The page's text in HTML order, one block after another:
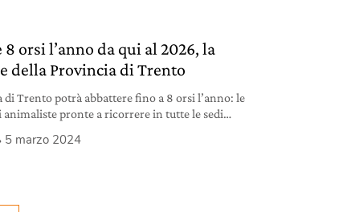
8 orsi l’anno da qui al 2026, la
della Provincia di Trento
di Trento potrà abbattere fino a 8 orsi l’anno: le
animaliste pronte a ricorrere in tutte le sedi
5 marzo 2024